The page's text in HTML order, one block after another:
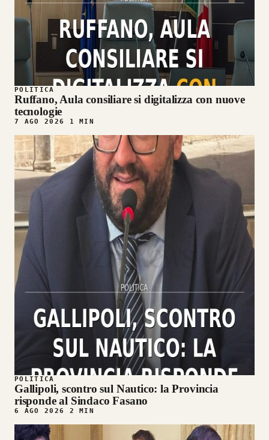
POLITICA
Ruffano, Aula consiliare si digitalizza con nuove
tecnologie
7 AGO 2026 1 MIN
POLITICA
Gallipoli, scontro sul Nautico: la Provincia
risponde al Sindaco Fasano
6 AGO 2026 2 MIN